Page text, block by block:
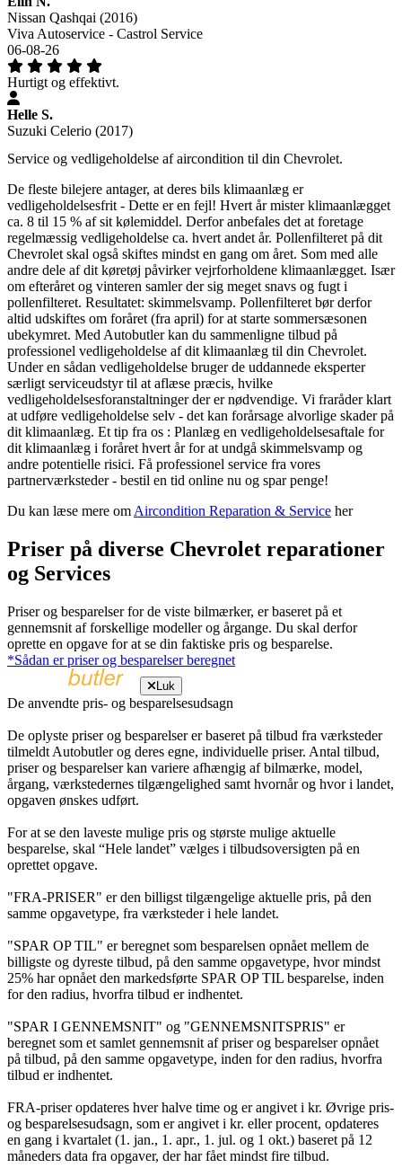
Nissan Qashqai (2016)
Viva Autoservice - Castrol Service
06-08-26
Hurtigt og effektivt.
Helle S.
Suzuki Celerio (2017)
Service og vedligeholdelse af aircondition til din Chevrolet.
De fleste bilejere antager, at deres bils klimaanlæg er
vedligeholdelsesfrit - Dette er en fejl! Hvert år mister klimaanlægget
ca. 8 til 15 % af sit kølemiddel. Derfor anbefales det at foretage
regelmæssig vedligeholdelse ca. hvert andet år. Pollenfilteret på dit
Chevrolet skal også skiftes mindst en gang om året. Som med alle
andre dele af dit køretøj påvirker vejrforholdene klimaanlægget. Især
om efteråret og vinteren samler der sig meget snavs og fugt i
pollenfilteret. Resultatet: skimmelsvamp. Pollenfilteret bør derfor
altid udskiftes om foråret (fra april) for at starte sommersæsonen
ubekymret. Med Autobutler kan du sammenligne tilbud på
professionel vedligeholdelse af dit klimaanlæg til din Chevrolet.
Under en sådan vedligeholdelse bruger de uddannede eksperter
særligt serviceudstyr til at aflæse præcis, hvilke
vedligeholdelsesforanstaltninger der er nødvendige. Vi fraråder klart
at udføre vedligeholdelse selv - det kan forårsage alvorlige skader på
dit klimaanlæg. Et tip fra os : Planlæg en vedligeholdelsesaftale for
dit klimaanlæg i foråret hvert år for at undgå skimmelsvamp og
andre potentielle risici. Få professionel service fra vores
partnerværksteder - bestil en tid online nu og spar penge!
Du kan læse mere om Aircondition Reparation & Service her
Priser på diverse Chevrolet reparationer
og Services
Priser og besparelser for de viste bilmærker, er baseret på et
gennemsnit af forskellige modeller og årgange. Du skal derfor
oprette en opgave for at se din faktiske pris og besparelse.
*Sådan er priser og besparelser beregnet
Luk
De anvendte pris- og besparelsesudsagn
De oplyste priser og besparelser er baseret på tilbud fra værksteder
tilmeldt Autobutler og deres egne, individuelle priser. Antal tilbud,
priser og besparelser kan variere afhængig af bilmærke, model,
årgang, værkstedernes tilgængelighed samt hvornår og hvor i landet,
opgaven ønskes udført.
For at se den laveste mulige pris og største mulige aktuelle
besparelse, skal “Hele landet” vælges i tilbudsoversigten på en
oprettet opgave.
"FRA-PRISER" er den billigst tilgængelige aktuelle pris, på den
samme opgavetype, fra værksteder i hele landet.
"SPAR OP TIL" er beregnet som besparelsen opnået mellem de
billigste og dyreste tilbud, på den samme opgavetype, hvor mindst
25% har opnået den markedsførte SPAR OP TIL besparelse, inden
for den radius, hvorfra tilbud er indhentet.
"SPAR I GENNEMSNIT" og "GENNEMSNITSPRIS" er
beregnet som et samlet gennemsnit af priser og besparelser opnået
på tilbud, på den samme opgavetype, inden for den radius, hvorfra
tilbud er indhentet.
FRA-priser opdateres hver halve time og er angivet i kr. Øvrige pris-
og besparelsesudsagn, som er angivet i kr. eller procent, opdateres
en gang i kvartalet (1. jan., 1. apr., 1. jul. og 1 okt.) baseret på 12
måneders data fra opgaver, der har fået mindst fire tilbud.